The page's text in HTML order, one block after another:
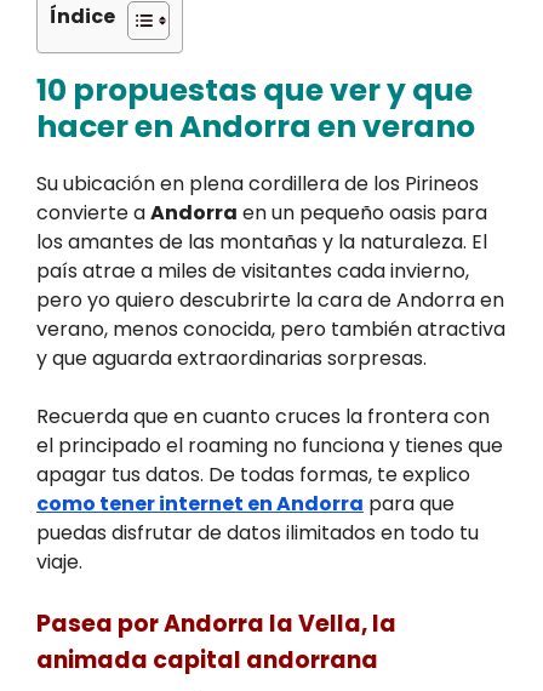
Índice
10 propuestas que ver y que
hacer en Andorra en verano
Su ubicación en plena cordillera de los Pirineos
convierte aAndorra en un pequeño oasis para
los amantes de las montañas y la naturaleza. El
país atrae a miles de visitantes cada invierno,
pero yo quiero descubrirte la cara de Andorra en
verano, menos conocida, pero también atractiva
y que aguarda extraordinarias sorpresas.
Recuerda que en cuanto cruces la frontera con
el principado el roaming no funciona y tienes que
apagar tus datos. De todas formas, te explico
como tener internet en Andorra para que
puedas disfrutar de datos ilimitados en todo tu
viaje.
Pasea por Andorra la Vella, la
animada capital andorrana